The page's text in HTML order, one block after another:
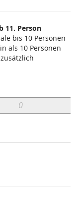
11. Person
bis 10 Personen
als 10 Personen